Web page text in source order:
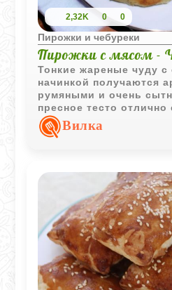
2,32K 0 0
Пирожки и чебуреки
Пирожки с мясом -
Тонкие жареные чуду с
начинкой получаются
румяными и очень
пресное тесто отлично
насыщенным говяжьим
Вилка